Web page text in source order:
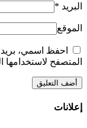
البريد *
الموقع
احفظ اسمي،
المتصفح لاستخدامها
إعلانات